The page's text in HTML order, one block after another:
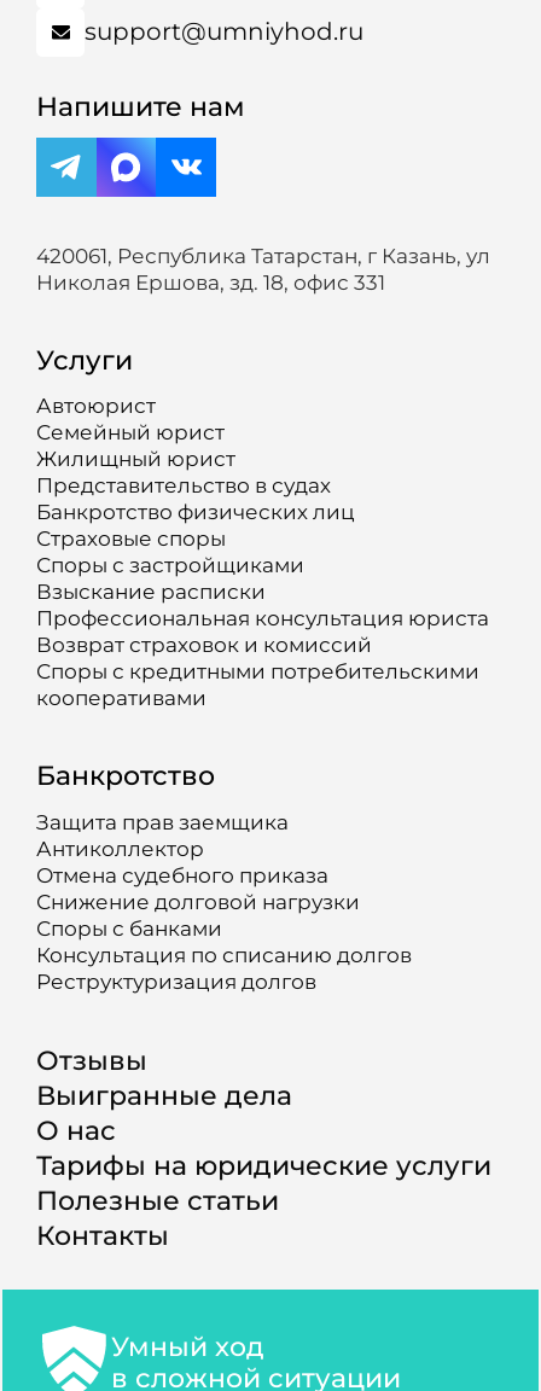
support@umniyhod.ru
Напишите нам
420061, Республика Татарстан, г Казань, ул
Николая Ершова, зд. 18, офис 331
Услуги
Автоюрист
Семейный юрист
Жилищный юрист
Представительство в судах
Банкротство физических лиц
Страховые споры
Споры с застройщиками
Взыскание расписки
Профессиональная консультация юриста
Возврат страховок и комиссий
Споры с кредитными потребительскими
кооперативами
Банкротство
Защита прав заемщика
Антиколлектор
Отмена судебного приказа
Снижение долговой нагрузки
Споры с банками
Консультация по списанию долгов
Реструктуризация долгов
Отзывы
Выигранные дела
О нас
Тарифы на юридические услуги
Полезные статьи
Контакты
Умный ход
в сложной ситуации